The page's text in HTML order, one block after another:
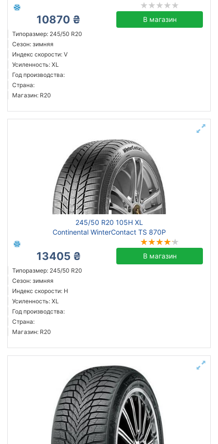
10870 ₴ В магазин
Типоразмер: 245/50 R20
Сезон: зимняя
Индекс скорости: V
Усиленность: XL
Год производства:
Страна:
Магазин: R20
245/50 R20 105H XL
Continental WinterContact TS 870P
13405 ₴ В магазин
Типоразмер: 245/50 R20
Сезон: зимняя
Индекс скорости: H
Усиленность: XL
Год производства:
Страна:
Магазин: R20